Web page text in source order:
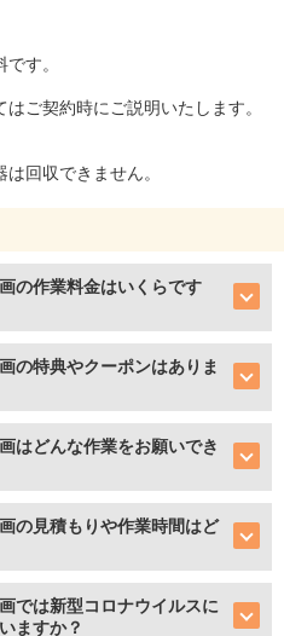
す。
ご契約時にご説明いたします。
回収できません。
の作業料金はいくらです
の特典やクーポンはありま
はどんな作業をお願いでき
の見積もりや作業時間はど
では新型コロナウイルスに
ますか？